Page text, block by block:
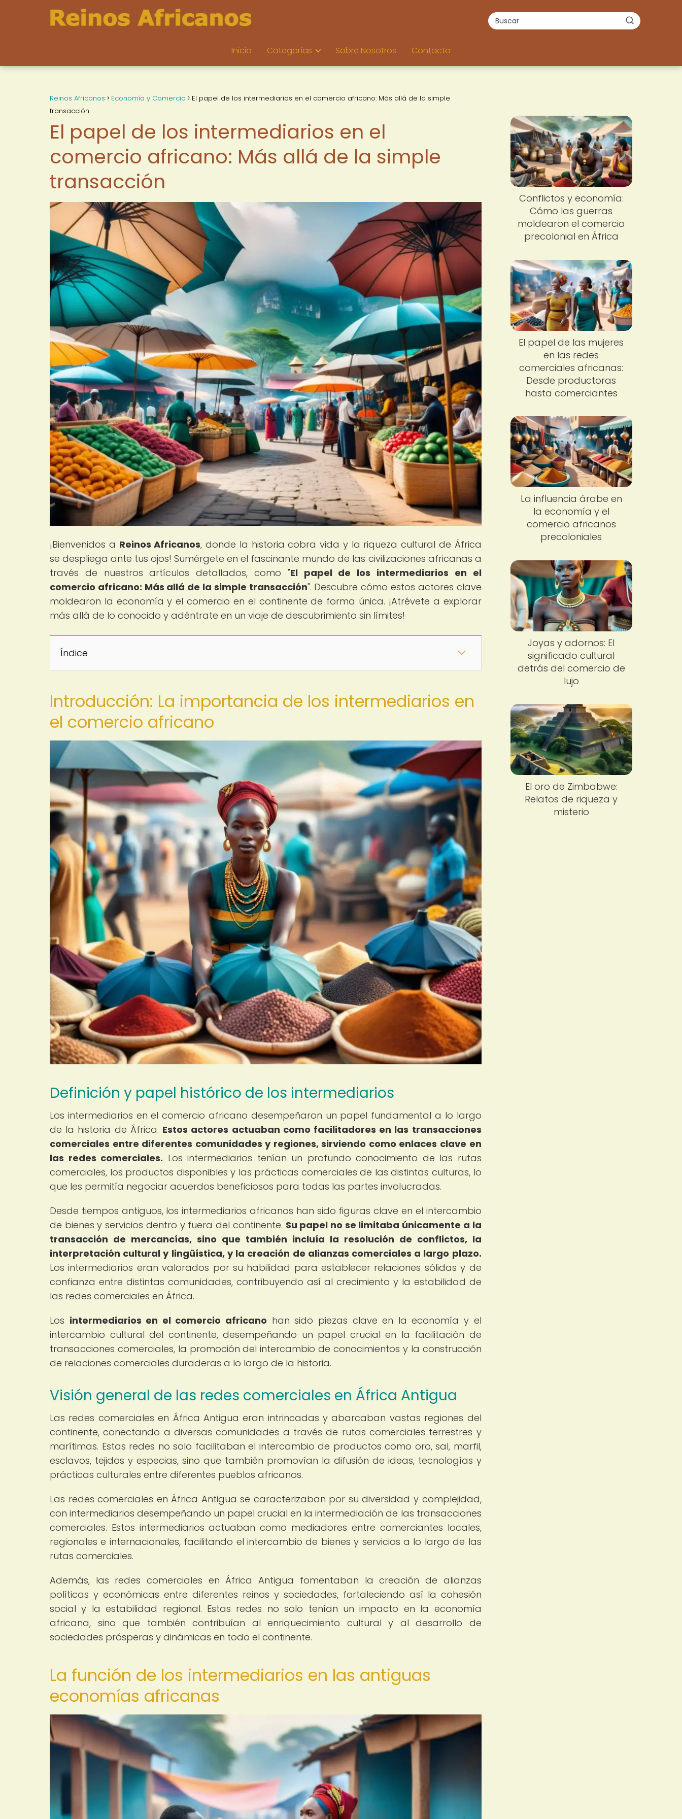
Inicio Categorías Sobre Nosotros Contacto
Reinos Africanos Economía y Comercio
El papel de los intermediarios en el comercio africano: Más allá de la simple
transacción
El papel de los intermediarios en el
comercio africano: Más allá de la simple
transacción
¡Bienvenidos a Reinos Africanos, donde la historia cobra vida y la riqueza cultural de África
se despliega ante tus ojos! Sumérgete en el fascinante mundo de las civilizaciones africanas a
través de nuestros artículos detallados, como "El papel de los intermediarios en el
comercio africano: Más allá de la simple transacción". Descubre cómo estos actores clave
moldearon la economía y el comercio en el continente de forma única. ¡Atrévete a explorar
más allá de lo conocido y adéntrate en un viaje de descubrimiento sin límites!
Índice
Introducción: La importancia de los intermediarios en
el comercio africano
Definición y papel histórico de los intermediarios
Los intermediarios en el comercio africano desempeñaron un papel fundamental a lo largo
de la historia de África. Estos actores actuaban como facilitadores en las transacciones
comerciales entre diferentes comunidades y regiones, sirviendo como enlaces clave en
las redes comerciales. Los intermediarios tenían un profundo conocimiento de las rutas
comerciales, los productos disponibles y las prácticas comerciales de las distintas culturas, lo
que les permitía negociar acuerdos beneficiosos para todas las partes involucradas.
Desde tiempos antiguos, los intermediarios africanos han sido figuras clave en el intercambio
de bienes y servicios dentro y fuera del continente. Su papel no se limitaba únicamente a la
transacción de mercancías, sino que también incluía la resolución de conflictos, la
interpretación cultural y lingüística, y la creación de alianzas comerciales a largo plazo.
Los intermediarios eran valorados por su habilidad para establecer relaciones sólidas y de
confianza entre distintas comunidades, contribuyendo así al crecimiento y la estabilidad de
las redes comerciales en África.
Los intermediarios en el comercio africano han sido piezas clave en la economía y el
intercambio cultural del continente, desempeñando un papel crucial en la facilitación de
transacciones comerciales, la promoción del intercambio de conocimientos y la construcción
de relaciones comerciales duraderas a lo largo de la historia.
Visión general de las redes comerciales en África Antigua
Las redes comerciales en África Antigua eran intrincadas y abarcaban vastas regiones del
continente, conectando a diversas comunidades a través de rutas comerciales terrestres y
marítimas. Estas redes no solo facilitaban el intercambio de productos como oro, sal, marfil,
esclavos, tejidos y especias, sino que también promovían la difusión de ideas, tecnologías y
prácticas culturales entre diferentes pueblos africanos.
Las redes comerciales en África Antigua se caracterizaban por su diversidad y complejidad,
con intermediarios desempeñando un papel crucial en la intermediación de las transacciones
comerciales. Estos intermediarios actuaban como mediadores entre comerciantes locales,
regionales e internacionales, facilitando el intercambio de bienes y servicios a lo largo de las
rutas comerciales.
Además, las redes comerciales en África Antigua fomentaban la creación de alianzas
políticas y económicas entre diferentes reinos y sociedades, fortaleciendo así la cohesión
social y la estabilidad regional. Estas redes no solo tenían un impacto en la economía
africana, sino que también contribuían al enriquecimiento cultural y al desarrollo de
sociedades prósperas y dinámicas en todo el continente.
La función de los intermediarios en las antiguas
economías africanas
Conflictos y economía:
Cómo las guerras
moldearon el comercio
precolonial en África
El papel de las mujeres
en las redes
comerciales africanas:
Desde productoras
hasta comerciantes
La influencia árabe en
la economía y el
comercio africanos
precoloniales
Joyas y adornos: El
significado cultural
detrás del comercio de
lujo
El oro de Zimbabwe:
Relatos de riqueza y
misterio